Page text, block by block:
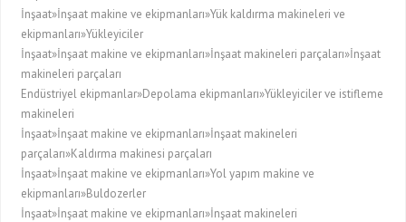
İnşaat»İnşaat makine ve ekipmanları»Yük kaldırma makineleri ve
ekipmanları»Yükleyiciler
İnşaat»İnşaat makine ve ekipmanları»İnşaat makineleri parçaları»İnşaat
makineleri parçaları
Endüstriyel ekipmanlar»Depolama ekipmanları»Yükleyiciler ve istifleme
makineleri
İnşaat»İnşaat makine ve ekipmanları»İnşaat makineleri
parçaları»Kaldırma makinesi parçaları
İnşaat»İnşaat makine ve ekipmanları»Yol yapım makine ve
ekipmanları»Buldozerler
İnşaat»İnşaat makine ve ekipmanları»İnşaat makineleri